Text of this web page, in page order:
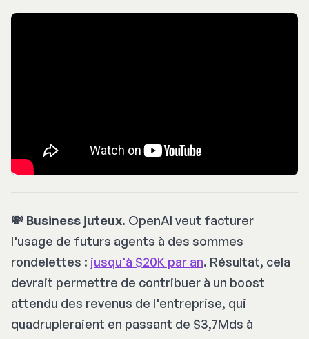
💸 Business juteux. OpenAI veut facturer
l'usage de futurs agents à des sommes
rondelettes : jusqu'à $20K par an. Résultat, cela
devrait permettre de contribuer à un boost
attendu des revenus de l'entreprise, qui
quadrupleraient en passant de $3,7Mds à